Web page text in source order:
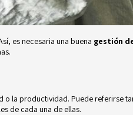
es necesaria una buena gestión
la productividad. Puede referirse
de cada una de ellas.